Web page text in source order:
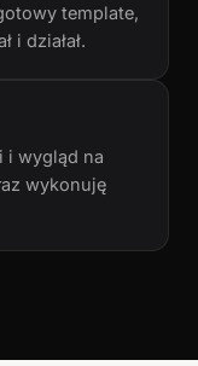
template,
i działał.
i wygląd na
wykonuję